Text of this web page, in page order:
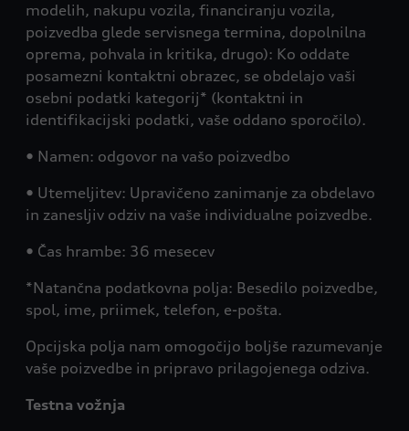
modelih, nakupu vozila, financiranju vozila,
poizvedba glede servisnega termina, dopolnilna
oprema, pohvala in kritika, drugo): Ko oddate
posamezni kontaktni obrazec, se obdelajo vaši
osebni podatki kategorij* (kontaktni in
identifikacijski podatki, vaše oddano sporočilo).
• Namen: odgovor na vašo poizvedbo
• Utemeljitev: Upravičeno zanimanje za obdelavo
in zanesljiv odziv na vaše individualne poizvedbe.
• Čas hrambe: 36 mesecev
*Natančna podatkovna polja: Besedilo poizvedbe,
spol, ime, priimek, telefon, e-pošta.
Opcijska polja nam omogočijo boljše razumevanje
vaše poizvedbe in pripravo prilagojenega odziva.
Testna vožnja